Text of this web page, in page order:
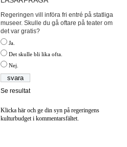
Regeringen vill införa fri entré på statliga
museer. Skulle du gå oftare på teater om
det var gratis?
Ja.
Det skulle bli lika ofta.
Nej.
Se resultat
Klicka här och ge din syn på regeringens
kulturbudget i kommentarsfältet.